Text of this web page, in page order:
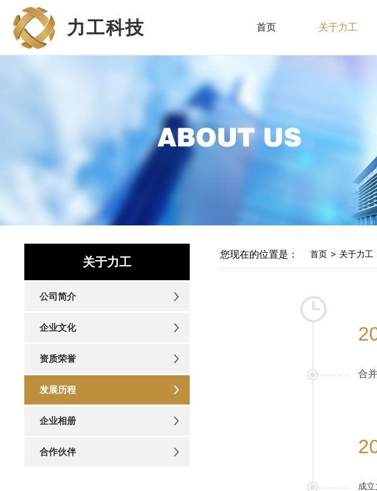
力工科技 首页 关于力工
关于力工
公司简介
企业文化
资质荣誉
发展历程
企业相册
合作伙伴
您现在的位置是： 首页 > 关于力工
合
成